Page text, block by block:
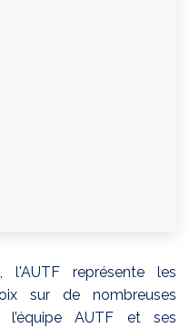
représente les
sur de nombreuses
l’équipe AUTF et ses